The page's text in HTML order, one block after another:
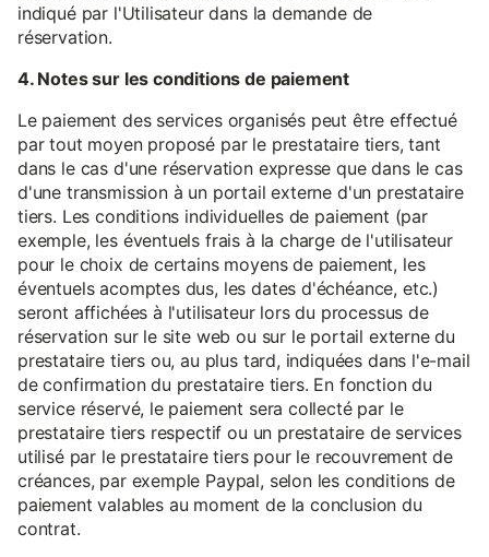
indiqué par l'Utilisateur dans la demande de
réservation.
4. Notes sur les conditions de paiement
Le paiement des services organisés peut être effectué
par tout moyen proposé par le prestataire tiers, tant
dans le cas d'une réservation expresse que dans le cas
d'une transmission à un portail externe d'un prestataire
tiers. Les conditions individuelles de paiement (par
exemple, les éventuels frais à la charge de l'utilisateur
pour le choix de certains moyens de paiement, les
éventuels acomptes dus, les dates d'échéance, etc.)
seront affichées à l'utilisateur lors du processus de
réservation sur le site web ou sur le portail externe du
prestataire tiers ou, au plus tard, indiquées dans l'e-mail
de confirmation du prestataire tiers. En fonction du
service réservé, le paiement sera collecté par le
prestataire tiers respectif ou un prestataire de services
utilisé par le prestataire tiers pour le recouvrement de
créances, par exemple Paypal, selon les conditions de
paiement valables au moment de la conclusion du
contrat.